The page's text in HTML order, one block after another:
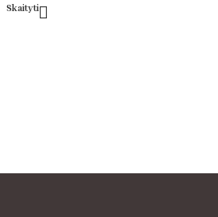
Skaityti